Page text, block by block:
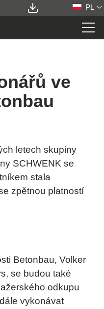
PL
ve
letech skupiny
SCHWENK se
stala
zpětnou platností
Betonbau, Volker
se budou také
odkupu
vykonávat